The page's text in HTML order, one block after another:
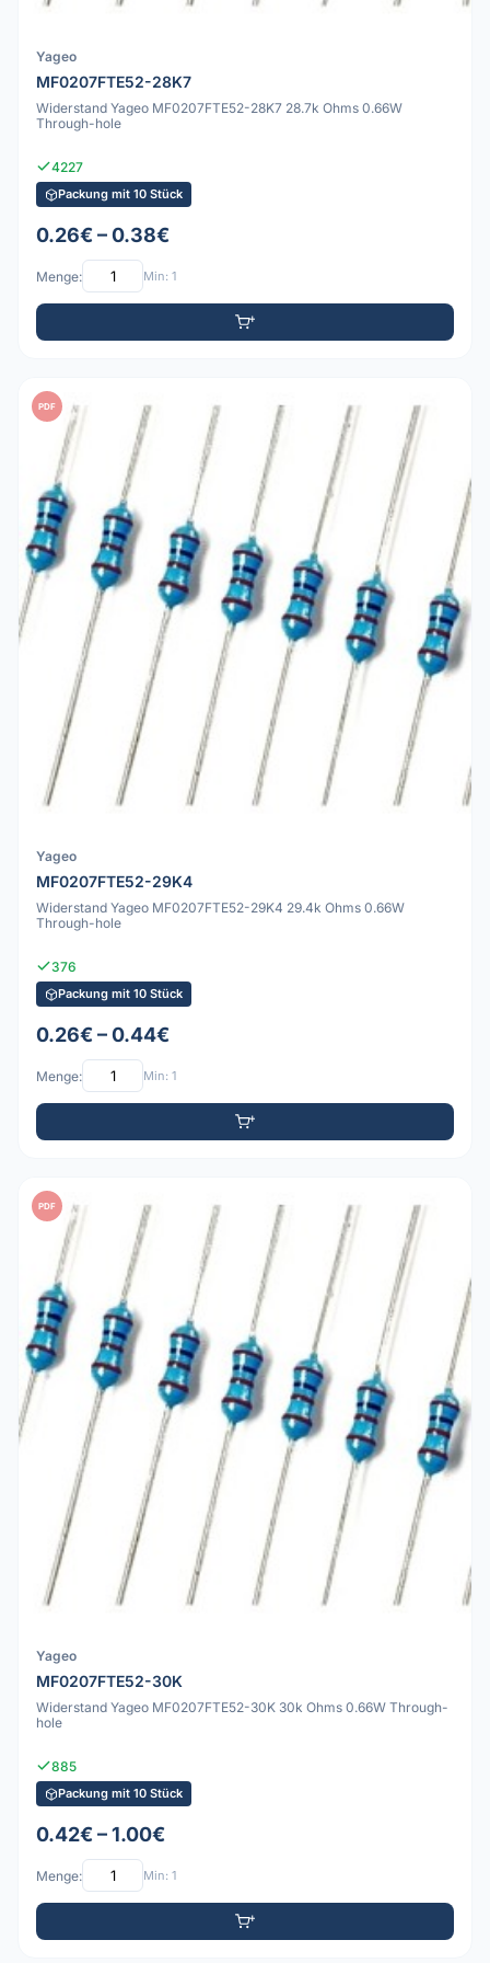
Yageo
MF0207FTE52-28K7
Widerstand Yageo MF0207FTE52-28K7 28.7k Ohms 0.66W
Through-hole
4227
Packung mit 10 Stück
0.26€ – 0.38€
Menge: Min: 1
PDF
Yageo
MF0207FTE52-29K4
Widerstand Yageo MF0207FTE52-29K4 29.4k Ohms 0.66W
Through-hole
376
Packung mit 10 Stück
0.26€ – 0.44€
Menge: Min: 1
PDF
Yageo
MF0207FTE52-30K
Widerstand Yageo MF0207FTE52-30K 30k Ohms 0.66W Through-
hole
885
Packung mit 10 Stück
0.42€ – 1.00€
Menge: Min: 1